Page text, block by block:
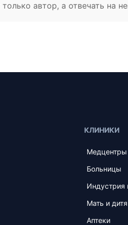
автор, а отвечать на
КЛИНИКИ
Медцентры
Больницы
Индустрия
Мать и дитя
Аптеки